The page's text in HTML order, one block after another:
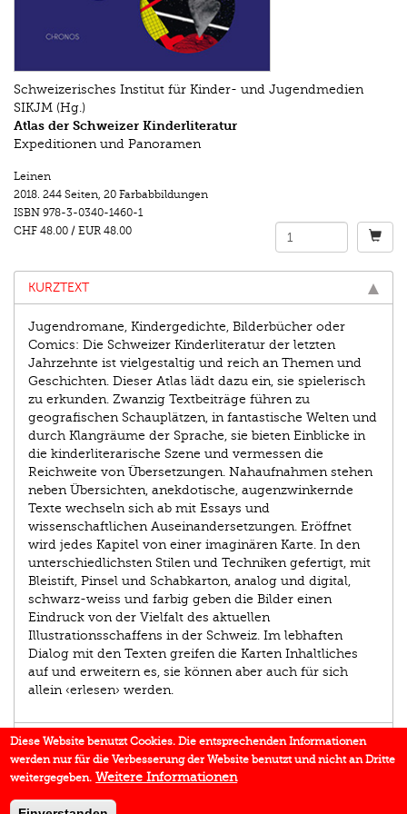
Schweizerisches Institut für Kinder- und Jugendmedien
SIKJM (Hg.)
Atlas der Schweizer Kinderliteratur
Expeditionen und Panoramen
Leinen
2018. 244 Seiten, 20 Farbabbildungen
ISBN 978-3-0340-1460-1
CHF 48.00 / EUR 48.00
KURZTEXT
Jugendromane, Kindergedichte, Bilderbücher oder
Comics: Die Schweizer Kinderliteratur der letzten
Jahrzehnte ist vielgestaltig und reich an Themen und
Geschichten. Dieser Atlas lädt dazu ein, sie spielerisch
zu erkunden. Zwanzig Textbeiträge führen zu
geografischen Schauplätzen, in fantastische Welten und
durch Klangräume der Sprache, sie bieten Einblicke in
die kinderliterarische Szene und vermessen die
Reichweite von Übersetzungen. Nahaufnahmen stehen
neben Übersichten, anekdotische, augenzwinkernde
Texte wechseln sich ab mit Essays und
wissenschaftlichen Auseinandersetzungen. Eröffnet
wird jedes Kapitel von einer imaginären Karte. In den
unterschiedlichsten Stilen und Techniken gefertigt, mit
Bleistift, Pinsel und Schabkarton, analog und digital,
schwarz-weiss und farbig geben die Bilder einen
Eindruck von der Vielfalt des aktuellen
Illustrationsschaffens in der Schweiz. Im lebhaften
Dialog mit den Texten greifen die Karten Inhaltliches
auf und erweitern es, sie können aber auch für sich
allein ‹erlesen› werden.
EINBLICK
IN DEN MEDIEN
DOWNLOADS
Diese Website benutzt Cookies. Die entsprechenden Informationen
werden nur für die Verbesserung der Website benutzt und nicht an Dritte
weitergegeben. Weitere Informationen